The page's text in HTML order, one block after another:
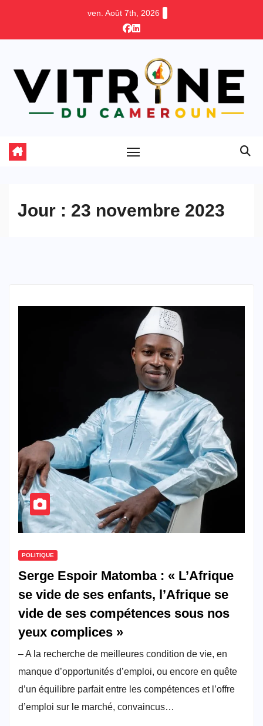
ven. Août 7th, 2026
Jour : 23 novembre 2023
POLITIQUE
Serge Espoir Matomba : « L’Afrique
se vide de ses enfants, l’Afrique se
vide de ses compétences sous nos
yeux complices »
– A la recherche de meilleures condition de vie, en
manque d’opportunités d’emploi, ou encore en quête
d’un équilibre parfait entre les compétences et l’offre
d’emploi sur le marché, convaincus…